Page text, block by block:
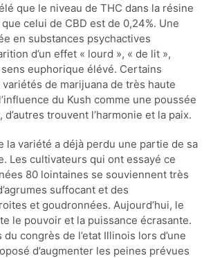
que le niveau de THC dans la résine
celui de CBD est de 0,24%. Une
en substances psychactives
d’un effet « lourd », « de lit »,
sens euphorique élévé. Certains
de marijuana de très haute
du Kush comme une poussée
d’autres trouvent l’harmonie et la paix.
la variété a déjà perdu une partie de sa
Les cultivateurs qui ont essayé ce
80 lointaines se souviennent très
suffocant et des
et goudronnées. Aujourd’hui, le
le pouvoir et la puissance écrasante.
du congrès de l’etat Illinois lors d’une
d’augmenter les peines prévues